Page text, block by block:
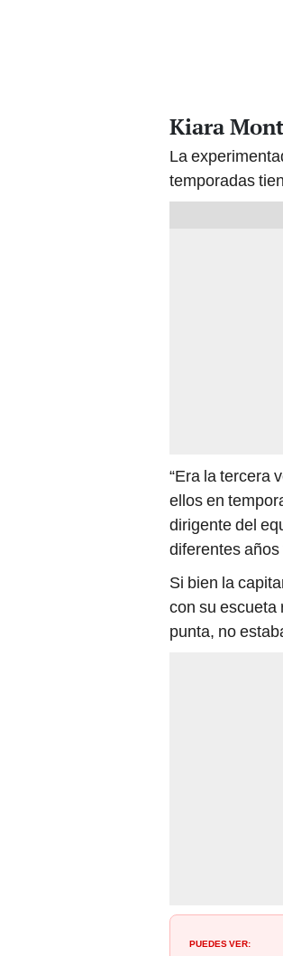
Kiara
La
temporadas
“Era la tercera
ellos en
dirigente del
diferentes años
Si bien la
con su escueta
punta, no
PUEDES VER: